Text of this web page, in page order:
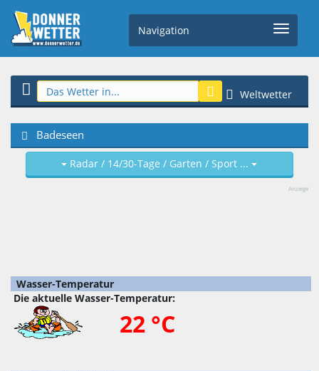
Navigation
Weltwetter
Badeseen
Radar / 14/30-Tage / Garten / Sport ...
Anzeige
Wasser-Temperatur
Die aktuelle Wasser-Temperatur:
22 °C